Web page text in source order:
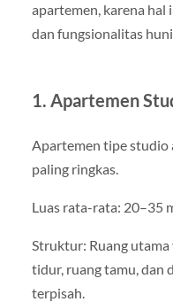
apartemen, karena hal
dan fungsionalitas
1. Apartemen
Apartemen tipe studio
paling ringkas.
Luas rata-rata: 20–35
Struktur: Ruang utama
tidur, ruang tamu, dan
terpisah.